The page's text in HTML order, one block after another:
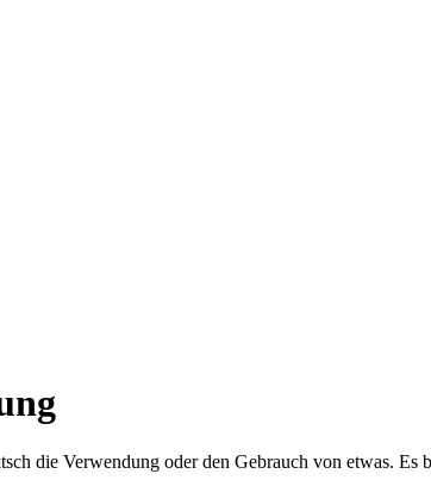
die Verwendung oder den Gebrauch von etwas.